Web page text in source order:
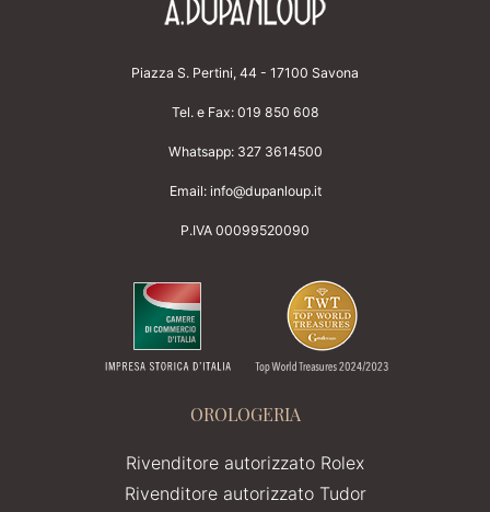
Piazza S. Pertini, 44 - 17100 Savona
Tel. e Fax: 019 850 608
Whatsapp: 327 3614500
Email: info@dupanloup.it
P.IVA 00099520090
OROLOGERIA
Rivenditore autorizzato Rolex
Rivenditore autorizzato Tudor